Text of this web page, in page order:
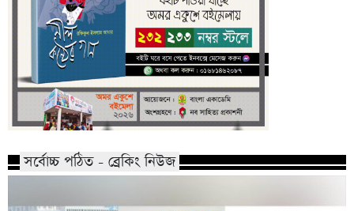
সর্বোচ্চ পঠিত - ব্রেকিং নিউজ